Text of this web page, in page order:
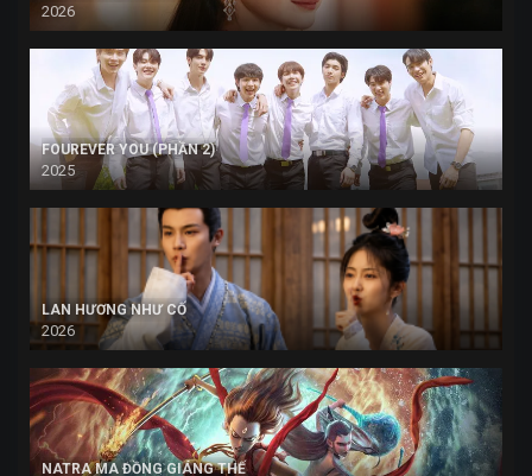
2026
FOUREVER YOU (PHẦN 2)
2025
LAN HƯƠNG NHƯ CỐ
2026
NATRA MA ĐỒNG GIÁNG THẾ